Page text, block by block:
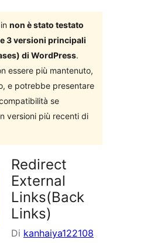
non è stato testato
3 versioni principali
di WordPress.
essere più mantenuto,
e potrebbe presentare
se
versioni più recenti di
Redirect
External
Links(Back
Links)
Di kanhaiya122108